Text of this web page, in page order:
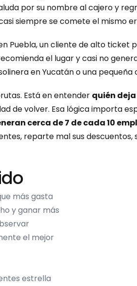
por su nombre al cajero y
siempre se comete el mismo
Puebla, un cliente de alto
el lugar y casi no
en Yucatán o una
Está en entender quién
de volver. Esa lógica importa
cerca de 7 de cada 10
reparte mal sus
más gasta
y ganar más
el mejor
estrella